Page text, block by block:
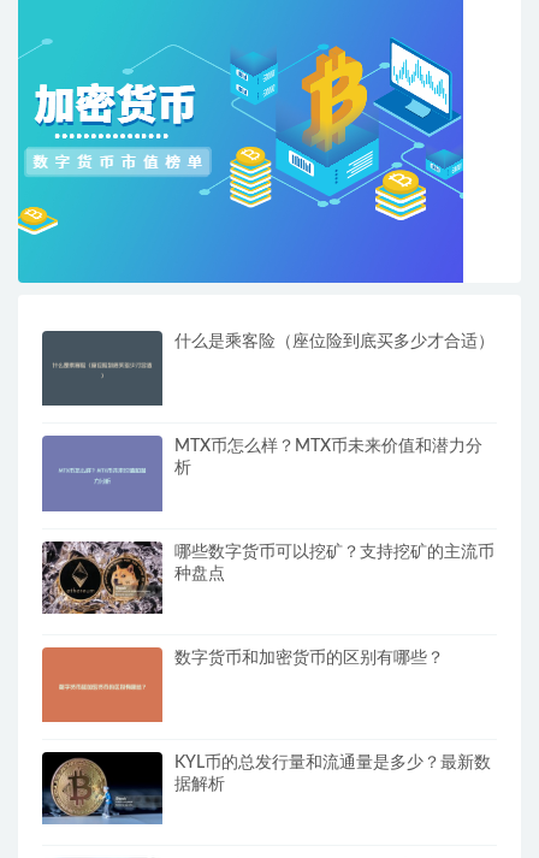
什么是乘客险（座位险到底买多少才合适）
MTX币怎么样？MTX币未来价值和潜力分
析
哪些数字货币可以挖矿？支持挖矿的主流币
种盘点
数字货币和加密货币的区别有哪些？
KYL币的总发行量和流通量是多少？最新数
据解析